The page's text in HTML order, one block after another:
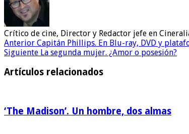
Crítico de cine, Director y Redactor jefe en
Anterior Capitán Phillips. En Blu-ray, DVD y
Siguiente La segunda mujer. ¿Amor o posesión?
Artículos relacionados
‘The Madison’. Un hombre, dos almas